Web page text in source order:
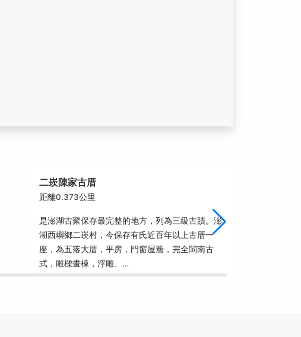
二崁陳家古厝
距離0.373公里
是澎湖古聚保存最完整的地方，列為三級古蹟。澎
湖西嶼鄉二崁村，今保存有氏近百年以上古厝一
座，為五落大厝，平房，門窗屋簷，完全閩南古
式，雕樑畫棟，浮雕、…